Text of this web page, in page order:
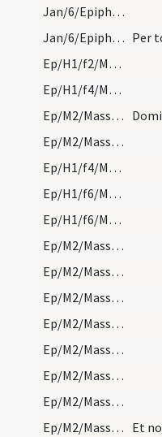
Jan/6/Epiphania/M2/Mass Propers
Jan/6/Epiphania/M2/Mass Propers
Ep/H1/f2/M2/Mass Propers
Ep/H1/f4/M2/Mass Propers
Ep/M2/Mass Propers
Ep/M2/Mass Propers
Ep/H1/f4/M2/Mass Propers
Ep/H1/f6/M2/Mass Propers
Ep/H1/f6/M2/Mass Propers
Ep/M2/Mass Propers
Ep/M2/Mass Propers
Ep/M2/Mass Propers
Ep/M2/Mass Propers
Ep/M2/Mass Propers
Ep/M2/Mass Propers
Ep/M2/Mass Propers
Ep/M2/Mass Propers